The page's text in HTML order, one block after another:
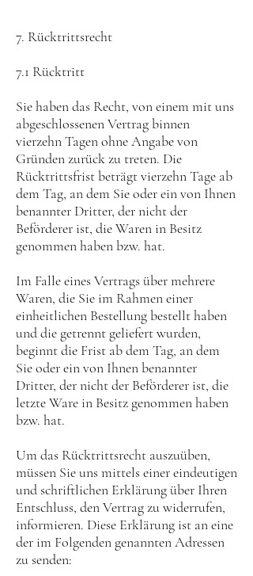
7. Rücktrittsrecht
7.1 Rücktritt
Sie haben das Recht, von einem mit uns
abgeschlossenen Vertrag binnen
vierzehn Tagen ohne Angabe von
Gründen zurück zu treten. Die
Rücktrittsfrist beträgt vierzehn Tage ab
dem Tag, an dem Sie oder ein von Ihnen
benannter Dritter, der nicht der
Beförderer ist, die Waren in Besitz
genommen haben bzw. hat.
Im Falle eines Vertrags über mehrere
Waren, die Sie im Rahmen einer
einheitlichen Bestellung bestellt haben
und die getrennt geliefert wurden,
beginnt die Frist ab dem Tag, an dem
Sie oder ein von Ihnen benannter
Dritter, der nicht der Beförderer ist, die
letzte Ware in Besitz genommen haben
bzw. hat.
Um das Rücktrittsrecht auszuüben,
müssen Sie uns mittels einer eindeutigen
und schriftlichen Erklärung über Ihren
Entschluss, den Vertrag zu widerrufen,
informieren. Diese Erklärung ist an eine
der im Folgenden genannten Adressen
zu senden: